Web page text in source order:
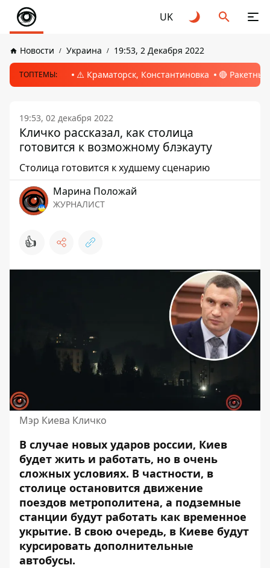
UK
Новости Украина 19:53, 2 Декабря 2022
ТОПТЕМЫ: ⚠️ Краматорск, Константиновка 🔴
19:53, 02 декабря 2022
Кличко рассказал, как столица
готовится к возможному блэкауту
Столица готовится к худшему сценарию
Марина Положай
ЖУРНАЛИСТ
👍
Мэр Киева Кличко
В случае новых ударов россии, Киев
будет жить и работать, но в очень
сложных условиях. В частности, в
столице остановится движение
поездов метрополитена, а подземные
станции будут работать как временное
укрытие. В свою очередь, в Киеве будут
курсировать дополнительные
автобусы.